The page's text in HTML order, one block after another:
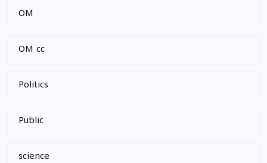
OM
OM cc
Politics
Public
science